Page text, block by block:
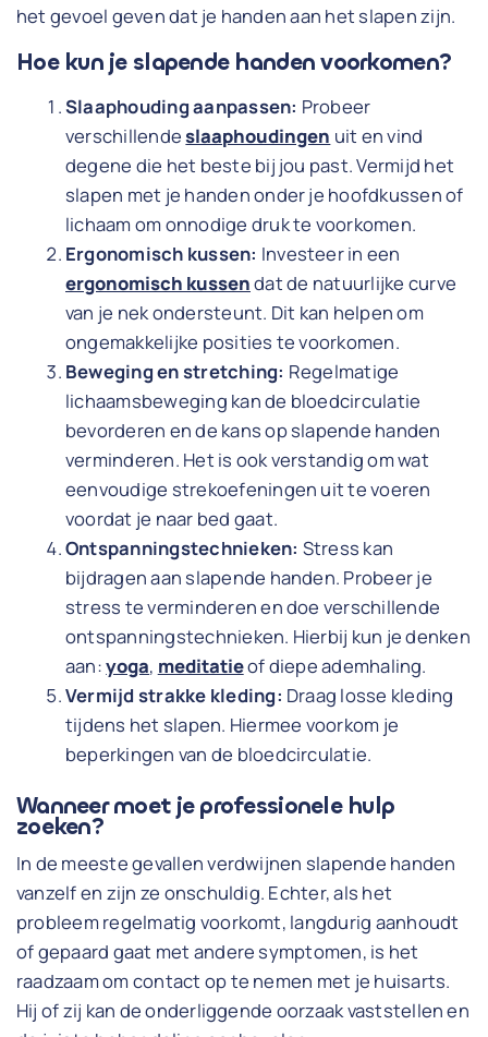
het gevoel geven dat je handen aan het slapen zijn.
Hoe kun je slapende handen voorkomen?
Slaaphouding aanpassen: Probeer
verschillendeslaaphoudingen uit en vind
degene die het beste bij jou past. Vermijd het
slapen met je handen onder je hoofdkussen of
lichaam om onnodige druk te voorkomen.
Ergonomisch kussen: Investeer in een
ergonomisch kussendat de natuurlijke curve
van je nek ondersteunt. Dit kan helpen om
ongemakkelijke posities te voorkomen.
Beweging en stretching: Regelmatige
lichaamsbeweging kan de bloedcirculatie
bevorderen en de kans op slapende handen
verminderen. Het is ook verstandig om wat
eenvoudige strekoefeningen uit te voeren
voordat je naar bed gaat.
Ontspanningstechnieken: Stress kan
bijdragen aan slapende handen. Probeer je
stress te verminderen en doe verschillende
ontspanningstechnieken. Hierbij kun je denken
aan:yoga, meditatieof diepe ademhaling.
Vermijd strakke kleding: Draag losse kleding
tijdens het slapen. Hiermee voorkom je
beperkingen van de bloedcirculatie.
Wanneer moet je professionele hulp
zoeken?
In de meeste gevallen verdwijnen slapende handen
vanzelf en zijn ze onschuldig. Echter, als het
probleem regelmatig voorkomt, langdurig aanhoudt
of gepaard gaat met andere symptomen, is het
raadzaam om contact op te nemen met je huisarts.
Hij of zij kan de onderliggende oorzaak vaststellen en